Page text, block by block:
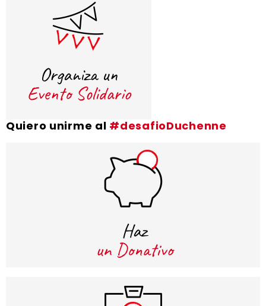
Quiero unirme al #desafioDuchenne